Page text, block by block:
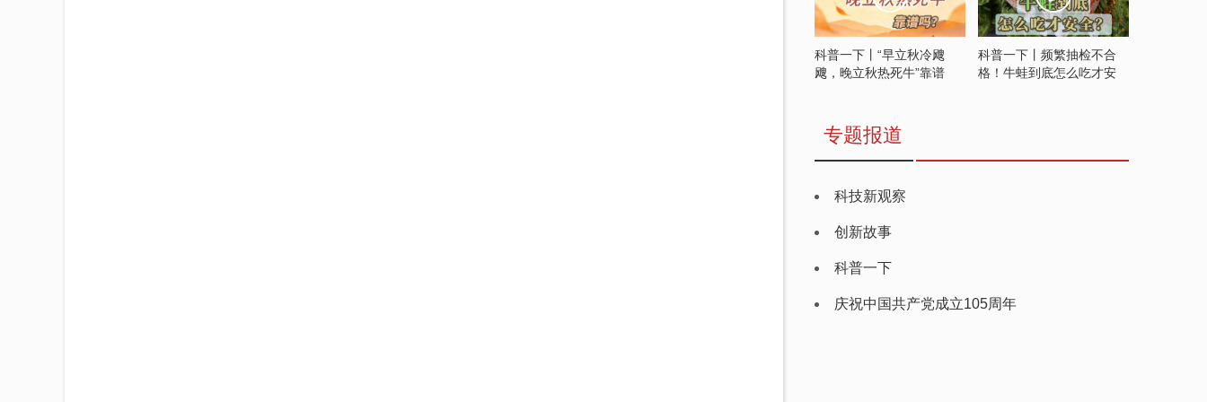
科普一下丨“早立秋冷飕
飕，晚立秋热死牛”靠谱
科普一下丨频繁抽检不合
格！牛蛙到底怎么吃才安
专题报道
科技新观察
创新故事
科普一下
庆祝中国共产党成立105周年